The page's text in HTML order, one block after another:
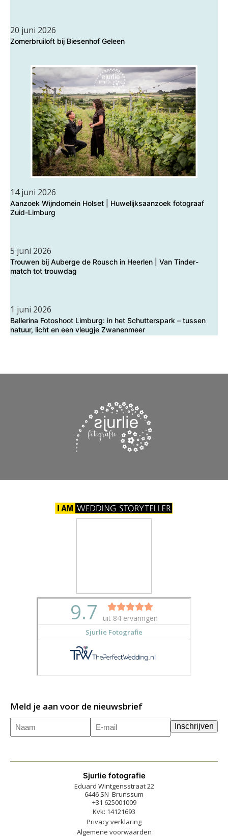
20 juni 2026
Zomerbruiloft bij Biesenhof Geleen
14 juni 2026
Aanzoek Wijndomein Holset | Huwelijksaanzoek fotograaf
Zuid-Limburg
5 juni 2026
Trouwen bij Auberge de Rousch in Heerlen | Van Tinder-
match tot trouwdag
1 juni 2026
Ballerina Fotoshoot Limburg: in het Schutterspark – tussen
natuur, licht en een vleugje Zwanenmeer
Meld je aan voor de nieuwsbrief
Naam
E-
mailadres(Vereist)
Inschrijven
Sjurlie fotografie
Eduard Wintgensstraat 22
6446 SN Brunssum
+31 625001009
Kvk: 14121693
Privacy verklaring
Algemene voorwaarden